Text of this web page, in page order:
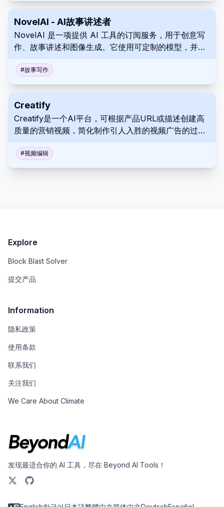
NovelAI - AI故事讲述者
NovelAI 是一项提供 AI 工具的订阅服务，用于创意写
作、故事讲述和图像生成。它使用可定制的模型，并且
#故事写作
Creatify
Creatify是一个AI平台，可根据产品URL或描述创建高
质量的营销视频，简化制作引人入胜的视频广告的过
#视频编辑
Explore
Block Blast Solver
提交产品
Information
隐私政策
使用条款
联系我们
关注我们
We Care About Climate
发现最适合你的 AI 工具，尽在 Beyond AI Tools！